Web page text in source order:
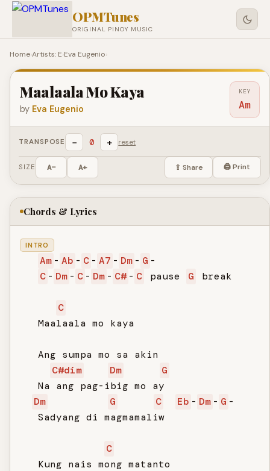
OPMTunes
ORIGINAL PINOY MUSIC
Home›Artists: E›Eva Eugenio›
Maalaala Mo Kaya
by Eva Eugenio
KEY
Am
TRANSPOSE − 0 + reset
SIZE A− A+ ⇪ Share 🖨 Print
Chords & Lyrics
INTRO
Am - Ab - C - A7 - Dm - G -
C - Dm - C - Dm - C# - C pause G break
C
   Maalaala mo kaya
   Ang sumpa mo sa akin
C#dim
Dm
G
   Na ang pag-ibig mo ay
Dm
G C Eb - Dm - G -
   Sadyang di magmamaliw
C
   Kung nais mong matanto